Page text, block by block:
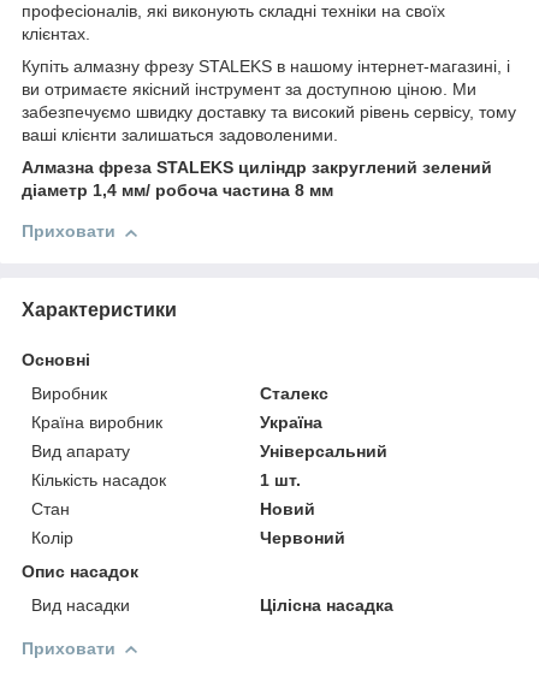
професіоналів, які виконують складні техніки на своїх
клієнтах.
Купіть алмазну фрезу STALEKS в нашому інтернет-магазині, і
ви отримаєте якісний інструмент за доступною ціною. Ми
забезпечуємо швидку доставку та високий рівень сервісу, тому
ваші клієнти залишаться задоволеними.
Алмазна фреза STALEKS циліндр закруглений зелений
діаметр 1,4 мм/ робоча частина 8 мм
Приховати
Характеристики
Основні
Виробник
Сталекс
Країна виробник
Україна
Вид апарату
Універсальний
Кількість насадок
1 шт.
Стан
Новий
Колір
Червоний
Опис насадок
Вид насадки
Цілісна насадка
Приховати